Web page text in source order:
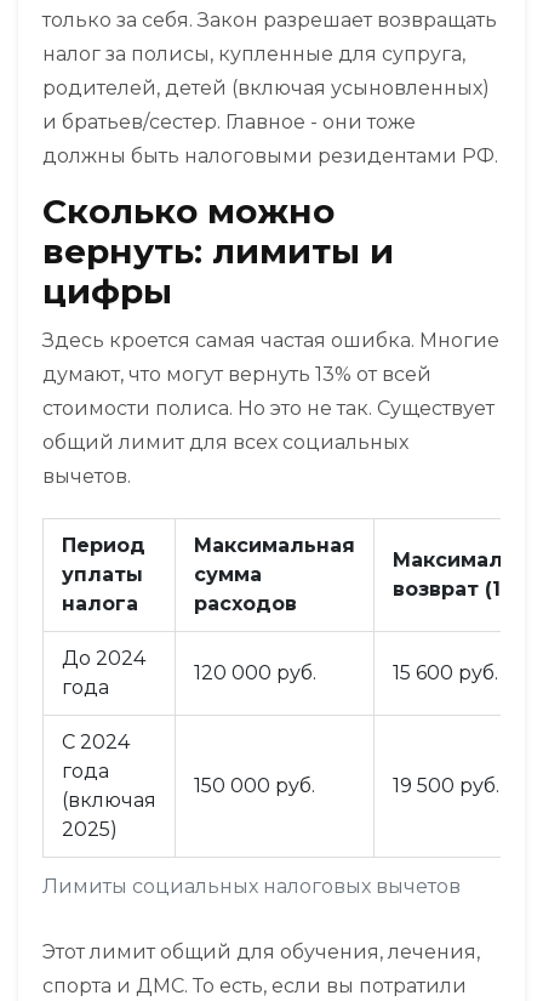
только за себя. Закон разрешает возвращать
налог за полисы, купленные для супруга,
родителей, детей (включая усыновленных)
и братьев/сестер. Главное - они тоже
должны быть налоговыми резидентами РФ.
Сколько можно
вернуть: лимиты и
цифры
Здесь кроется самая частая ошибка. Многие
думают, что могут вернуть 13% от всей
стоимости полиса. Но это не так. Существует
общий лимит для всех социальных
вычетов.
Лимиты социальных налоговых вычетов
Период
уплаты
налога
Максимальная
сумма
расходов
возврат (13%)
До 2024
года
120 000 руб. 15 600 руб.
С 2024
года
(включая
2025)
150 000 руб. 19 500 руб.
Этот лимитобщий для обучения, лечения,
спорта и ДМС. То есть, если вы потратили